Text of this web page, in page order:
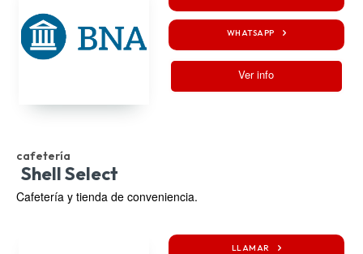
WHATSAPP
Ver info
cafetería
Shell Select
Cafetería y tienda de conveniencia.
LLAMAR